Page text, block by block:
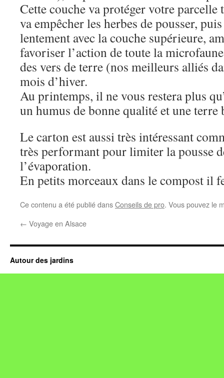
Cette couche va protéger votre
va empêcher les herbes de pousser,
lentement avec la couche supérieure,
favoriser l’action de toute la
des vers de terre (nos meilleurs alliés
mois d’hiver.
Au printemps, il ne vous restera plus
un humus de bonne qualité et une terre
Le carton est aussi très intéressant
très performant pour limiter la pousse
l’évaporation.
En petits morceaux dans le compost il
Ce contenu a été publié dansConseils de pro. Vous pouvez le
← Voyage en Alsace
Autour des jardins